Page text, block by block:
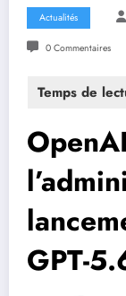
Actualités
0 Commentaires
GPT-